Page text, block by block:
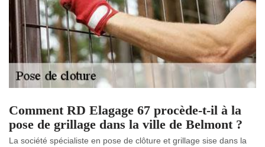
Comment RD Elagage 67 procède-t-il à la
pose de grillage dans la ville de Belmont ?
La société spécialiste en pose de clôture et grillage sise dans la